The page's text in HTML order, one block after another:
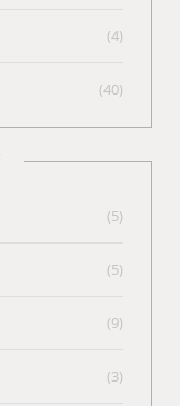
(4)
(40)
(5)
(5)
(9)
(3)